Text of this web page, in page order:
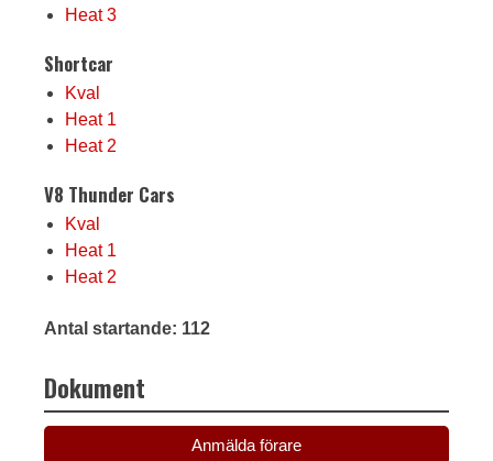
Heat 3
Shortcar
Kval
Heat 1
Heat 2
V8 Thunder Cars
Kval
Heat 1
Heat 2
Antal startande: 112
Dokument
Anmälda förare